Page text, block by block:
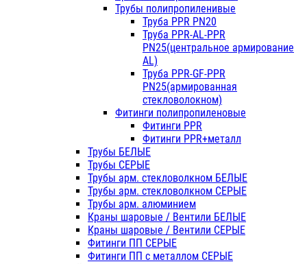
Трубы полипропиленивые
Труба PPR PN20
Труба PPR-AL-PPR
PN25(центральное армирование
AL)
Труба PPR-GF-PPR
PN25(армированная
стекловолокном)
Фитинги полипропиленовые
Фитинги PPR
Фитинги PPR+металл
Трубы БЕЛЫЕ
Трубы СЕРЫЕ
Трубы арм. стекловолкном БЕЛЫЕ
Трубы арм. стекловолкном СЕРЫЕ
Трубы арм. алюминием
Краны шаровые / Вентили БЕЛЫЕ
Краны шаровые / Вентили СЕРЫЕ
Фитинги ПП СЕРЫЕ
Фитинги ПП с металлом СЕРЫЕ